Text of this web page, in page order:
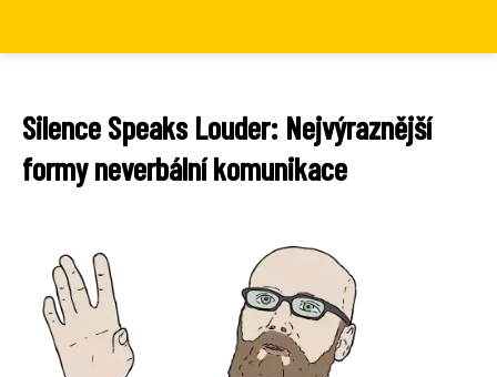
Silence Speaks Louder: Nejvýraznější
formy neverbální komunikace